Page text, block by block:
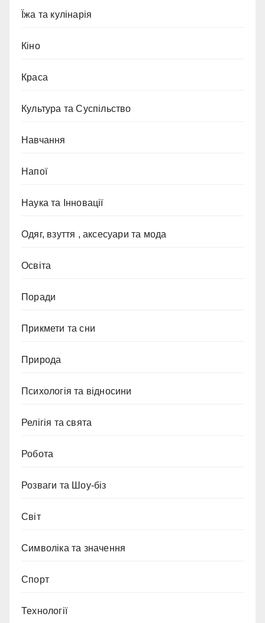
Їжа та кулінарія
Кіно
Краса
Культура та Суспільство
Навчання
Напої
Наука та Інновації
Одяг, взуття , аксесуари та мода
Освіта
Поради
Прикмети та сни
Природа
Психологія та відносини
Релігія та свята
Робота
Розваги та Шоу-біз
Світ
Символіка та значення
Спорт
Технології